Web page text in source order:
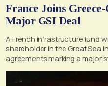
France Joins
Major GSI Deal
A French infrastructure fund
shareholder in the Great Sea
agreements marking a major
Cyprus electricity link